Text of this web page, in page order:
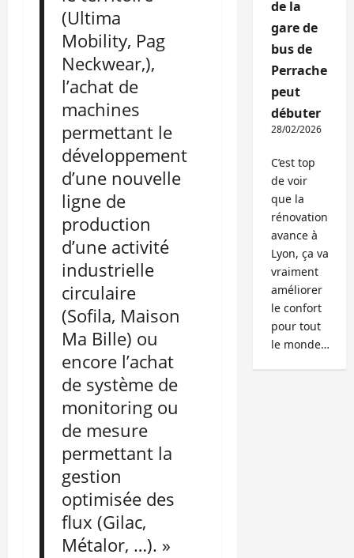
(Ultima
Mobility, Pag
Neckwear,),
l’achat de
machines
permettant le
développement
d’une nouvelle
ligne de
production
d’une activité
industrielle
circulaire
(Sofila, Maison
Ma Bille) ou
encore l’achat
de système de
monitoring ou
de mesure
permettant la
gestion
optimisée des
flux (Gilac,
Métalor, …). »
de la
gare de
bus de
Perrache
peut
débuter
28/02/2026
C’est top
de voir
que la
rénovation
avance à
Lyon, ça va
vraiment
améliorer
le confort
pour tout
le monde…